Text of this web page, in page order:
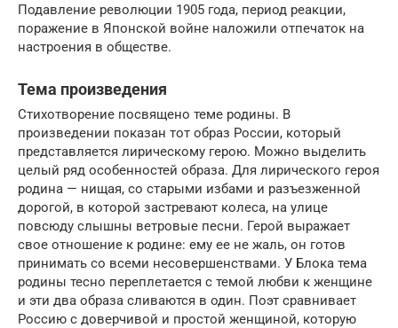
Подавление революции 1905 года, период реакции,
поражение в Японской войне наложили отпечаток на
настроения в обществе.
Тема произведения
Стихотворение посвящено теме родины. В
произведении показан тот образ России, который
представляется лирическому герою. Можно выделить
целый ряд особенностей образа. Для лирического героя
родина — нищая, со старыми избами и разъезженной
дорогой, в которой застревают колеса, на улице
повсюду слышны ветровые песни. Герой выражает
свое отношение к родине: ему ее не жаль, он готов
принимать со всеми несовершенствами. У Блока тема
родины тесно переплетается с темой любви к женщине
и эти два образа сливаются в один. Поэт сравнивает
Россию с доверчивой и простой женщиной, которую